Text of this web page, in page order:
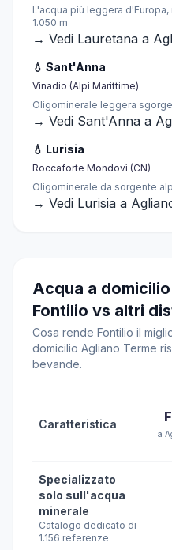
L'acqua più leggera
1.050 m
→ Vedi Lauretana a
💧 Sant'Anna
Vinadio (Alpi Marittime)
Oligominerale leggera
→ Vedi Sant'Anna a
💧 Lurisia
Roccaforte Mondovì (CN)
Oligominerale da sorgente
→ Vedi Lurisia a
Acqua a
Fontilio vs altri
Cosa rende Fontilio il
domicilio Agliano Terme
bevande.
Caratteristica
a
Specializzato
solo sull'acqua
minerale
Catalogo dedicato di
1.156 referenze